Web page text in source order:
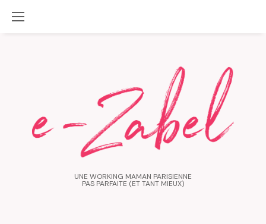
UNE WORKING MAMAN PARISIENNE
PAS PARFAITE (ET TANT MIEUX)